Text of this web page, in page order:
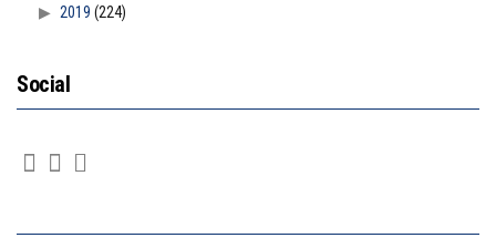
2019 (224)
Social